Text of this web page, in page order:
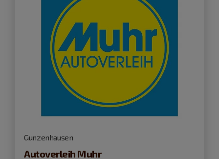
Gunzenhausen
Autoverleih Muhr